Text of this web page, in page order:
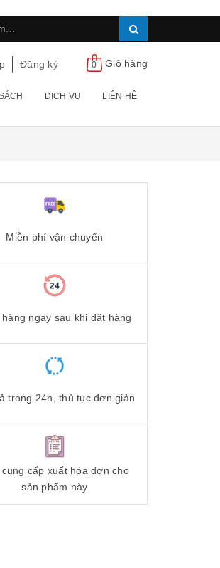
Đăng ký 0 Giỏ hàng
DỊCH VỤ LIÊN HỆ
Miễn phí vận chuyển
hàng ngay sau khi đặt hàng
trong 24h, thủ tục đơn giản
cung cấp xuất hóa đơn cho
sản phẩm này